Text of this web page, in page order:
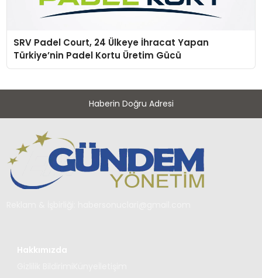
SRV Padel Court, 24 Ülkeye İhracat Yapan
Türkiye’nin Padel Kortu Üretim Gücü
Haberin Doğru Adresi
Hakkımızda